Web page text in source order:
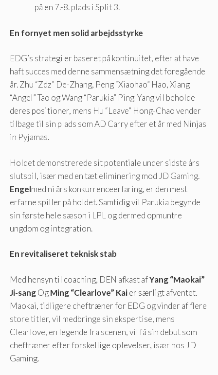
på en 7.-8. plads i Split 3.
En fornyet men solid arbejdsstyrke
EDG’s strategi er baseret på kontinuitet, efter at have
haft succes med denne sammensætning det foregående
år. Zhu “Zdz” De-Zhang, Peng “Xiaohao” Hao, Xiang
“Angel” Tao og Wang “Parukia” Ping-Yang vil beholde
deres positioner, mens Hu “Leave” Hong-Chao vender
tilbage til sin plads som AD Carry efter et år med Ninjas
in Pyjamas.
Holdet demonstrerede sit potentiale under sidste års
slutspil, især med en tæt eliminering mod JD Gaming.
Engelmed ni års konkurrenceerfaring, er den mest
erfarne spiller på holdet. Samtidig vil Parukia begynde
sin første hele sæson i LPL og dermed opmuntre
ungdom og integration.
En revitaliseret teknisk stab
Med hensyn til coaching, DEN afkast afYang “Maokai”
Ji-sangOgMing “Clearlove” Kaier særligt afventet.
Maokai, tidligere cheftræner for EDG og vinder af flere
store titler, vil medbringe sin ekspertise, mens
Clearlove, en legende fra scenen, vil få sin debut som
cheftræner efter forskellige oplevelser, især hos JD
Gaming.